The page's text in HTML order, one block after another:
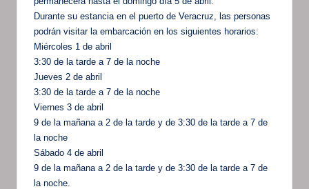
Durante su estancia en el puerto de Veracruz, las personas
podrán visitar la embarcación en los siguientes horarios:
Miércoles 1 de abril
3:30 de la tarde a 7 de la noche
Jueves 2 de abril
3:30 de la tarde a 7 de la noche
Viernes 3 de abril
9 de la mañana a 2 de la tarde y de 3:30 de la tarde a 7 de
la noche
Sábado 4 de abril
9 de la mañana a 2 de la tarde y de 3:30 de la tarde a 7 de
la noche.